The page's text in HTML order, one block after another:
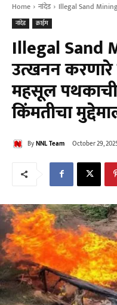
Home नांदेड Illegal Sand Mining
नांदेड क्राईम
Illegal Sand
उत्खनन करणारे
महसूल
किंमतीचा
ByNNL Team October 29,